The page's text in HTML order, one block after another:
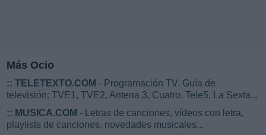
Más Ocio
:: TELETEXTO.COM - Programación TV. Guía de
televisión: TVE1, TVE2, Antena 3, Cuatro, Tele5, La Sexta...
:: MUSICA.COM - Letras de canciones, vídeos con letra,
playlists de canciones, novedades musicales...